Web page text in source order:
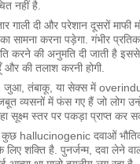
नहीं है.
गाली दी और परेशान दूसरों माफी
सामना करना पड़ेगा. गंभीर
करने की अनुमति दी जाती है
और की तलाश करनी होगी.
जुआ, तंबाकू, या सेक्स में
व्यसनों में फंस गए हैं जो लोग
सूक्ष्म स्तर पर पकड़ा प्राप्त कर
कुछ hallucinogenic दवाओं
शक्ति है. पुनर्जन्म, दवा लेने